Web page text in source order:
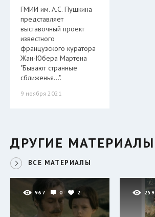
ГМИИ им. А.С. Пушкина
представляет
выставочный проект
известного
французского куратора
Жан-Юбера Мартена
"Бывают странные
сближенья…".
9 ноября 2021
ДРУГИЕ МАТЕРИАЛЫ
ВСЕ МАТЕРИАЛЫ
967 0 2 259